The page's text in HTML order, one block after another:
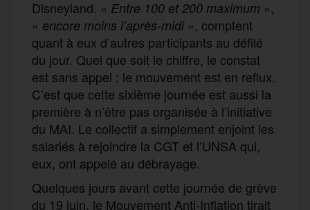
Disneyland. « Entre 100 et 200 maximum »,
« encore moins l’après-midi», comptent
quant à eux d’autres participants au défilé
du jour. Quel que soit le chiffre, le constat
est sans appel : le mouvement est en reflux.
C’est que cette sixième journée est aussi la
première à n’être pas organisée à l’initiative
du MAI. Le collectif a simplement enjoint les
salariés à rejoindre la CGT et l’UNSA qui,
eux, ont appelé au débrayage.
Quelques jours avant cette journée de grève
du 19 juin, le Mouvement Anti-Inflation tirait